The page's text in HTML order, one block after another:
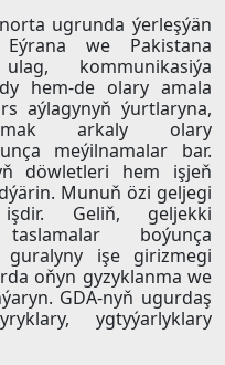
ugrunda ýerleşýän
we Pakistana
kommunikasiýa
hem-de olary amala
aýlagynyň ýurtlaryna,
arkaly olary
meýilnamalar bar.
döwletleri hem işjeň
Munuň özi geljegi
Geliň, geljekki
boýunça
guralyny işe girizmegi
oňyn gyzyklanma we
GDA-nyň ugurdaş
ygtyýarlyklary